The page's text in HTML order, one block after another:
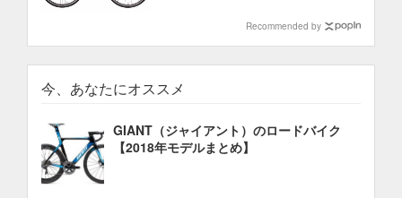
Recommended by
今、あなたにオススメ
GIANT（ジャイアント）のロードバイク
【2018年モデルまとめ】